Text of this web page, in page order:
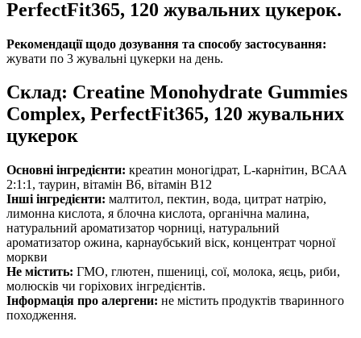
PerfectFit365, 120 жувальних цукерок.
Рекомендації щодо дозування та способу застосування:
жувати по 3 жувальні цукерки на день.
Склад: Creatine Monohydrate Gummies
Complex, PerfectFit365, 120 жувальних
цукерок
Основні інгредієнти: креатин моногідрат, L-карнітин, ВСАА
2:1:1, таурин, вітамін B6, вітамін B12
Інші інгредієнти: малтитол, пектин, вода, цитрат натрію,
лимонна кислота, я блочна кислота, органічна малина,
натуральний ароматизатор чорниці, натуральний
ароматизатор ожина, карнаубський віск, концентрат чорної
моркви
Не містить: ГМО, глютен, пшениці, сої, молока, яєць, риби,
молюсків чи горіхових інгредієнтів.
Інформація про алергени: не містить продуктів тваринного
походження.